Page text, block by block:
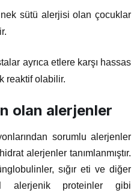
sütü alerjisi olan çocuklar
ayrıca etlere karşı hassas
reaktif olabilir.
olan alerjenler
sorumlu alerjenler
alerjenler tanımlanmıştır.
sığır eti ve diğer
alerjenik proteinler gibi